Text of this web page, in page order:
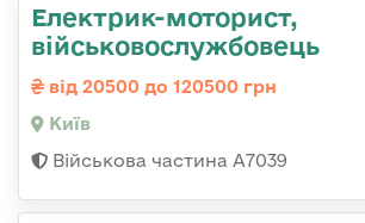
Електрик-моторист,
військовослужбовець
від 20500 до 120500 грн
Київ
Військова частина А7039